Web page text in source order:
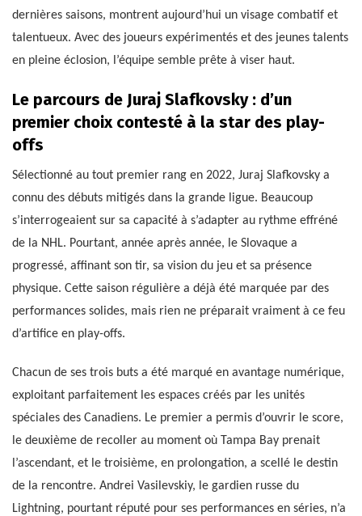
dernières saisons, montrent aujourd’hui un visage combatif et
talentueux. Avec des joueurs expérimentés et des jeunes talents
en pleine éclosion, l’équipe semble prête à viser haut.
Le parcours de Juraj Slafkovsky : d’un
premier choix contesté à la star des play-
offs
Sélectionné au tout premier rang en 2022, Juraj Slafkovsky a
connu des débuts mitigés dans la grande ligue. Beaucoup
s’interrogeaient sur sa capacité à s’adapter au rythme effréné
de la NHL. Pourtant, année après année, le Slovaque a
progressé, affinant son tir, sa vision du jeu et sa présence
physique. Cette saison régulière a déjà été marquée par des
performances solides, mais rien ne préparait vraiment à ce feu
d’artifice en play-offs.
Chacun de ses trois buts a été marqué en avantage numérique,
exploitant parfaitement les espaces créés par les unités
spéciales des Canadiens. Le premier a permis d’ouvrir le score,
le deuxième de recoller au moment où Tampa Bay prenait
l’ascendant, et le troisième, en prolongation, a scellé le destin
de la rencontre. Andrei Vasilevskiy, le gardien russe du
Lightning, pourtant réputé pour ses performances en séries, n’a